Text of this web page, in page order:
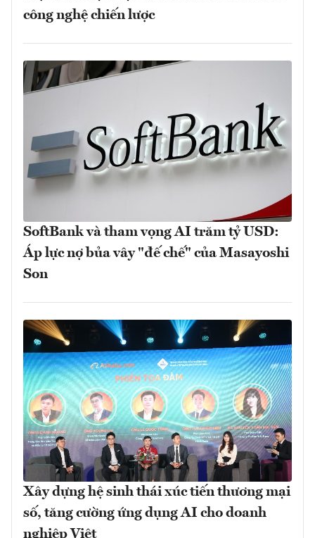
công nghệ chiến lược
SoftBank và tham vọng AI trăm tỷ USD:
Áp lực nợ bủa vây "đế chế" của Masayoshi
Son
Xây dựng hệ sinh thái xúc tiến thương mại
số, tăng cường ứng dụng AI cho doanh
nghiệp Việt